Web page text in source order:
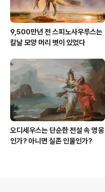
9,500만년 전 스피노사우루스는
칼날 모양 머리 볏이 있었다
오디세우스는 단순한 전설 속 영웅
인가? 아니면 실존 인물인가?